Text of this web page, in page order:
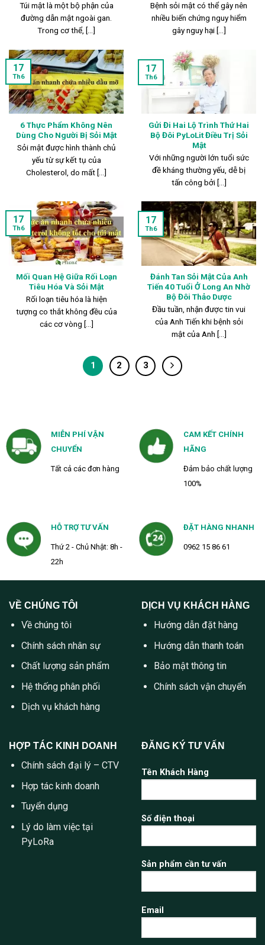
Túi mật là một bộ phận của
đường dẫn mật ngoài gan.
Trong cơ thể, [...]
Bệnh sỏi mật có thể gây nên
nhiều biến chứng nguy hiểm
gây nguy hại [...]
6 Thực Phẩm Không Nên
Dùng Cho Người Bị Sỏi Mật
Sỏi mật được hình thành chủ
yếu từ sự kết tụ của
Cholesterol, do mất [...]
17
Th6
Gửi Đi Hai Lộ Trình Thứ Hai
Bộ Đôi PyLoLit Điều Trị Sỏi
Mật
Với những người lớn tuổi sức
đề kháng thường yếu, dễ bị
tấn công bởi [...]
17
Th6
Mối Quan Hệ Giữa Rối Loạn
Tiêu Hóa Và Sỏi Mật
Rối loạn tiêu hóa là hiện
tượng co thắt không đều của
các cơ vòng [...]
17
Th6
Đánh Tan Sỏi Mật Của Anh
Tiến 40 Tuổi Ở Long An Nhờ
Bộ Đôi Thảo Dược
Đầu tuần, nhận được tin vui
của Anh Tiến khi bệnh sỏi
mật của Anh [...]
17
Th6
1 2 3
MIỄN PHÍ VẬN
CHUYỂN
Tất cả các đơn hàng
CAM KẾT CHÍNH
HÃNG
Đảm bảo chất lượng
100%
HỖ TRỢ TƯ VẤN
Thứ 2 - Chủ Nhật: 8h -
22h
ĐẶT HÀNG NHANH
0962 15 86 61
VỀ CHÚNG TÔI
Về chúng tôi
Chính sách nhân sự
Chất lượng sản phẩm
Hệ thống phân phối
Dịch vụ khách hàng
DỊCH VỤ KHÁCH HÀNG
Hướng dẫn đặt hàng
Hướng dẫn thanh toán
Bảo mật thông tin
Chính sách vận chuyển
HỢP TÁC KINH DOANH
Chính sách đại lý – CTV
Hợp tác kinh doanh
Tuyển dụng
Lý do làm việc tại
PyLoRa
ĐĂNG KÝ TƯ VẤN
Tên Khách Hàng
Số điện thoại
Sản phẩm cần tư vấn
Email